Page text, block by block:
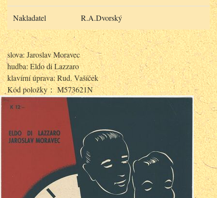
Nakladatel R.A.Dvorský
slova: Jaroslav Moravec
hudba: Eldo di Lazzaro
klavírní úprava: Rud. Vašíček
Kód položky： M573621N